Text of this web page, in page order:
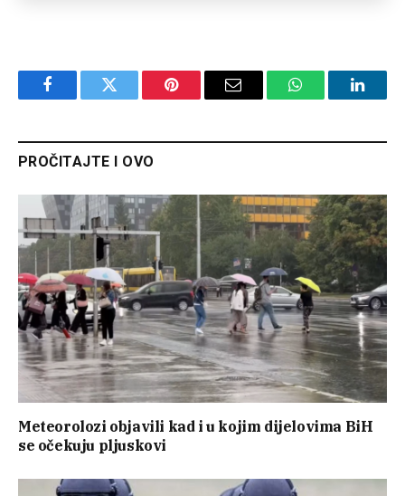
FacebookTwitter Pinterest Email WhatsApp
PROČITAJTE I OVO
Meteorolozi objavili kad i u kojim dijelovima BiH
se očekuju pljuskovi